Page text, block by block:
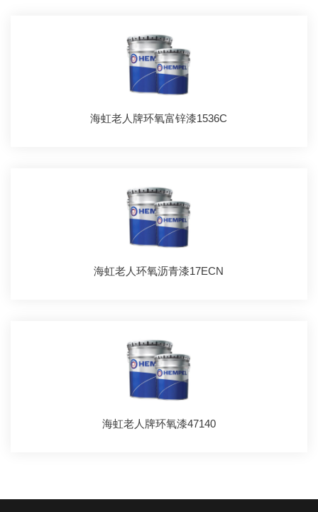
海虹老人牌环氧富锌漆1536C
海虹老人环氧沥青漆17ECN
海虹老人牌环氧漆47140